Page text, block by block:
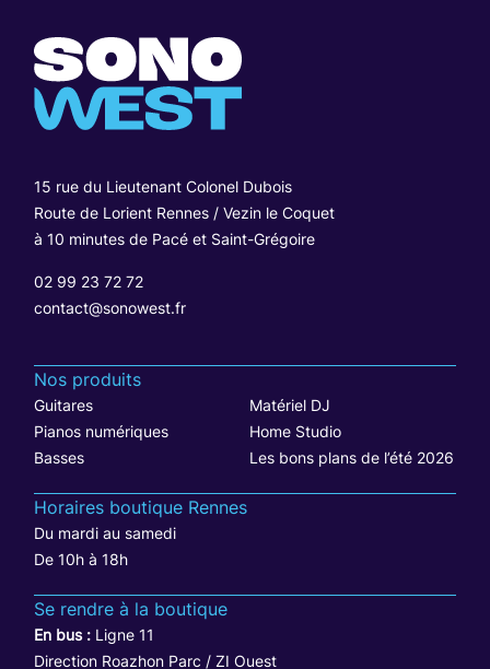
15 rue du Lieutenant Colonel Dubois
Route de Lorient Rennes / Vezin le Coquet
à 10 minutes de Pacé et Saint-Grégoire
02 99 23 72 72
contact@sonowest.fr
Nos produits
Guitares
Matériel DJ
Pianos numériques
Home Studio
Basses
Les bons plans de l’été 2026
Horaires boutique Rennes
Du mardi au samedi
De 10h à 18h
Se rendre à la boutique
En bus : Ligne 11
Direction Roazhon Parc / ZI Ouest